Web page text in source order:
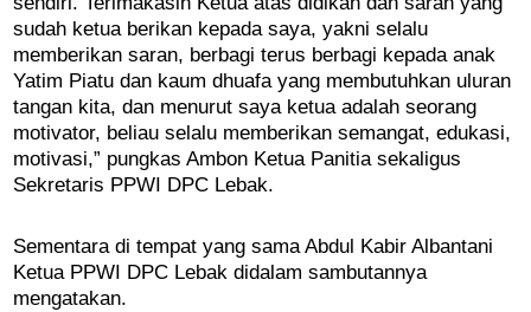
sudah ketua berikan kepada saya, yakni selalu
memberikan saran, berbagi terus berbagi kepada anak
Yatim Piatu dan kaum dhuafa yang membutuhkan uluran
tangan kita, dan menurut saya ketua adalah seorang
motivator, beliau selalu memberikan semangat, edukasi,
motivasi,” pungkas Ambon Ketua Panitia sekaligus
Sekretaris PPWI DPC Lebak.
Sementara di tempat yang sama Abdul Kabir Albantani
Ketua PPWI DPC Lebak didalam sambutannya
mengatakan.